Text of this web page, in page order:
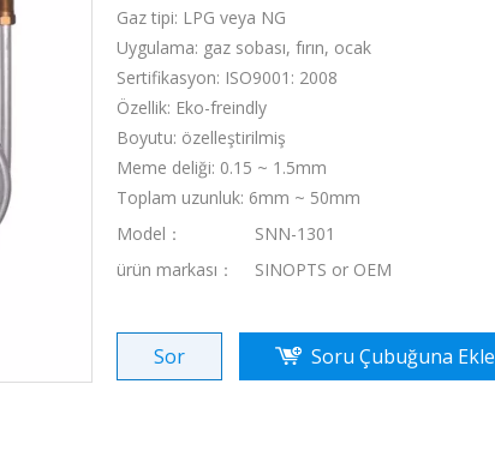
Gaz tipi: LPG veya NG
Uygulama: gaz sobası, fırın, ocak
Sertifikasyon: ISO9001: 2008
Özellik: Eko-freindly
Boyutu: özelleştirilmiş
Meme deliği: 0.15 ~ 1.5mm
Toplam uzunluk: 6mm ~ 50mm
Model：
SNN-1301
ürün markası：
SINOPTS or OEM
Sor Soru Çubuğuna Ekle